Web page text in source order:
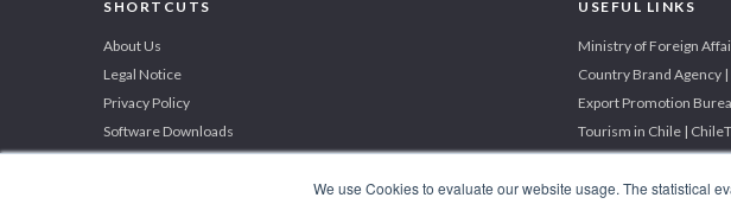
We use Cookies to evaluate our website usage. The statistical
SHORTCUTS
About Us
Legal Notice
Privacy Policy
Software Downloads
USEFUL LINKS
Ministry of Foreign
Country Brand Agency
Export Promotion
Tourism in Chile |